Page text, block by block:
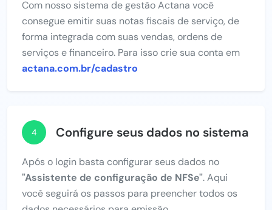
Com nosso sistema de gestão Actana você
consegue emitir suas notas fiscais de serviço, de
forma integrada com suas vendas, ordens de
serviços e financeiro. Para isso crie sua conta em
actana.com.br/cadastro
4 Configure seus dados no sistema
Após o login basta configurar seus dados no
"Assistente de configuração de NFSe". Aqui
você seguirá os passos para preencher todos os